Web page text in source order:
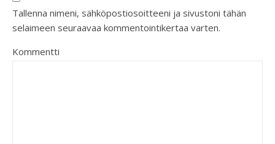
Tallenna nimeni, sähköpostiosoitteeni ja sivustoni tähän
selaimeen seuraavaa kommentointikertaa varten.
Kommentti